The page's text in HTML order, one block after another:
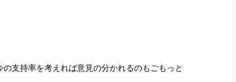
支持率を考えれば意見の分かれるのもごもっと